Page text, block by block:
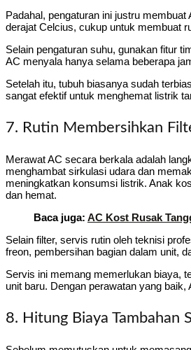
Padahal, pengaturan ini justru
derajat Celcius, cukup untuk membuat
Selain pengaturan suhu, gunakan fitur
AC menyala hanya selama beberapa
Setelah itu, tubuh biasanya sudah
sangat efektif untuk menghemat listrik
7. Rutin Membersihkan
Merawat AC secara berkala adalah
menghambat sirkulasi udara dan
meningkatkan konsumsi listrik. Anak
dan hemat.
Baca juga: AC Kost Rusak
Selain filter, servis rutin oleh teknisi
freon, pembersihan bagian dalam unit,
Servis ini memang memerlukan biaya,
unit baru. Dengan perawatan yang
8. Hitung Biaya Tambahan